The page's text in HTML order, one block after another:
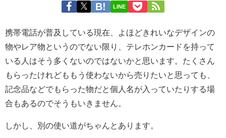
LINE
携帯電話が普及している現在、よほどきれいなデザインの
物やレア物というのでない限り、テレホンカードを持って
いる人はそう多くないのではないかと思います。たくさん
もらったけれどももう使わないから売りたいと思っても、
記念品などでもらった物だと個人名が入っていたりする場
合もあるのでそうもいきません。
しかし、別の使い道がちゃんとあります。